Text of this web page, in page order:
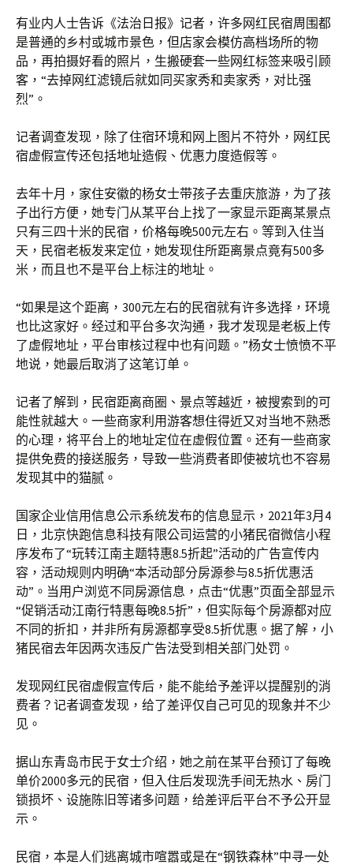
有业内人士告诉《法治日报》记者，许多网红民宿周围都
是普通的乡村或城市景色，但店家会模仿高档场所的物
品，再拍摄好看的照片，生搬硬套一些网红标签来吸引顾
客，“去掉网红滤镜后就如同买家秀和卖家秀，对比强
烈”。
记者调查发现，除了住宿环境和网上图片不符外，网红民
宿虚假宣传还包括地址造假、优惠力度造假等。
去年十月，家住安徽的杨女士带孩子去重庆旅游，为了孩
子出行方便，她专门从某平台上找了一家显示距离某景点
只有三四十米的民宿，价格每晚500元左右。等到入住当
天，民宿老板发来定位，她发现住所距离景点竟有500多
米，而且也不是平台上标注的地址。
“如果是这个距离，300元左右的民宿就有许多选择，环境
也比这家好。经过和平台多次沟通，我才发现是老板上传
了虚假地址，平台审核过程中也有问题。”杨女士愤愤不平
地说，她最后取消了这笔订单。
记者了解到，民宿距离商圈、景点等越近，被搜索到的可
能性就越大。一些商家利用游客想住得近又对当地不熟悉
的心理，将平台上的地址定位在虚假位置。还有一些商家
提供免费的接送服务，导致一些消费者即使被坑也不容易
发现其中的猫腻。
国家企业信用信息公示系统发布的信息显示，2021年3月4
日，北京快跑信息科技有限公司运营的小猪民宿微信小程
序发布了“玩转江南主题特惠8.5折起”活动的广告宣传内
容，活动规则内明确“本活动部分房源参与8.5折优惠活
动”。当用户浏览不同房源信息，点击“优惠”页面全部显示
“促销活动江南行特惠每晚8.5折”，但实际每个房源都对应
不同的折扣，并非所有房源都享受8.5折优惠。据了解，小
猪民宿去年因两次违反广告法受到相关部门处罚。
发现网红民宿虚假宣传后，能不能给予差评以提醒别的消
费者？记者调查发现，给了差评仅自己可见的现象并不少
见。
据山东青岛市民于女士介绍，她之前在某平台预订了每晚
单价2000多元的民宿，但入住后发现洗手间无热水、房门
锁损坏、设施陈旧等诸多问题，给差评后平台不予公开显
示。
民宿，本是人们逃离城市喧嚣或是在“钢铁森林”中寻一处